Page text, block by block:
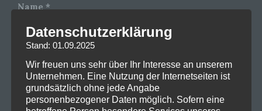
Name*
Website
Datenschutzerklärung
Stand: 01.09.2025
Wir freuen uns sehr über Ihr Interesse an unserem
Unternehmen. Eine Nutzung der Internetseiten ist
grundsätzlich ohne jede Angabe
personenbezogener Daten möglich. Sofern eine